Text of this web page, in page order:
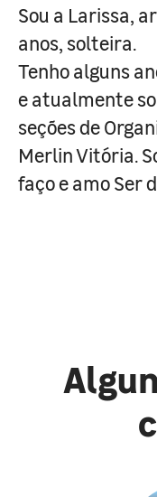
Sou a Larissa,
anos, solteira.
Tenho alguns
e atualmente
seções de
Merlin Vitória.
faço e amo Ser